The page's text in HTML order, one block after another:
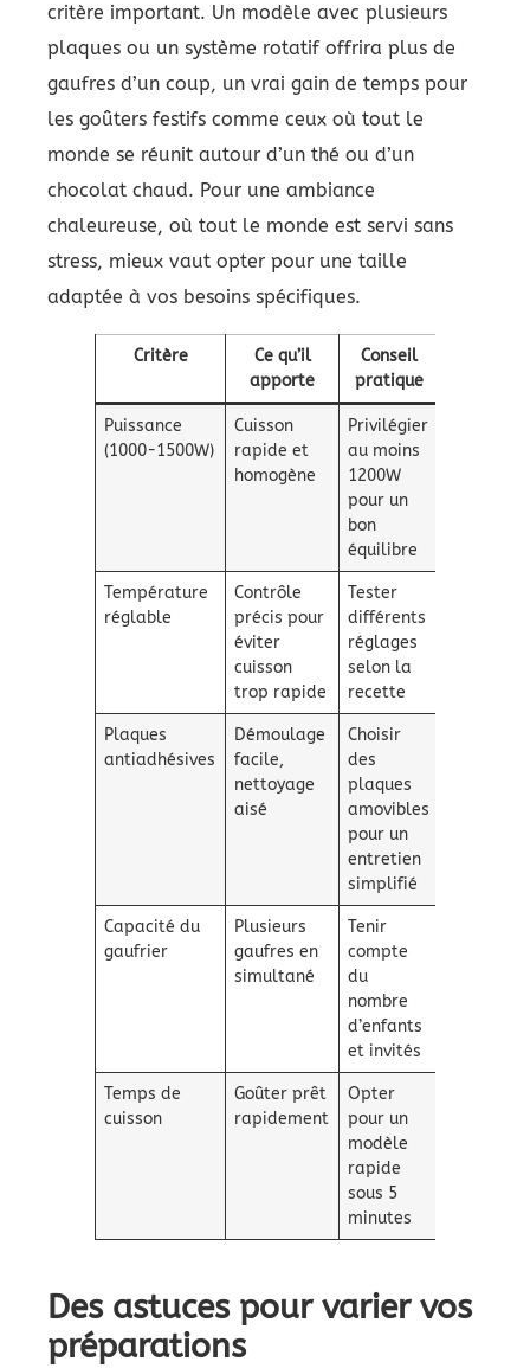
critère important. Un modèle avec plusieurs
plaques ou un système rotatif offrira plus de
gaufres d’un coup, un vrai gain de temps pour
les goûters festifs comme ceux où tout le
monde se réunit autour d’un thé ou d’un
chocolat chaud. Pour une ambiance
chaleureuse, où tout le monde est servi sans
stress, mieux vaut opter pour une taille
adaptée à vos besoins spécifiques.
Critère
Ce qu’il
apporte
Conseil
pratique
Puissance
(1000-1500W)
Cuisson
rapide et
homogène
Privilégier
au moins
1200W
pour un
bon
équilibre
Température
réglable
Contrôle
précis pour
éviter
cuisson
trop rapide
Tester
différents
réglages
selon la
recette
Plaques
antiadhésives
Démoulage
facile,
nettoyage
aisé
Choisir
des
plaques
amovibles
pour un
entretien
simplifié
Capacité du
gaufrier
Plusieurs
gaufres en
simultané
Tenir
compte
du
nombre
d’enfants
et invités
Temps de
cuisson
Goûter prêt
rapidement
Opter
pour un
modèle
rapide
sous 5
minutes
Des astuces pour varier vos
préparations